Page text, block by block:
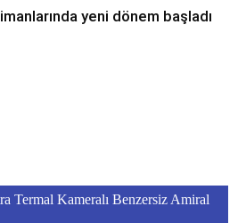
yeni dönem başladı
Termal Kameralı Benzersiz Amiral